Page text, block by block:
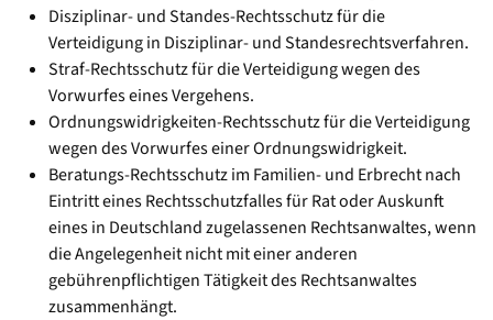
Disziplinar- und Standes-Rechtsschutz für die
Verteidigung in Disziplinar- und Standesrechtsverfahren.
Straf-Rechtsschutz für die Verteidigung wegen des
Vorwurfes eines Vergehens.
Ordnungswidrigkeiten-Rechtsschutz für die Verteidigung
wegen des Vorwurfes einer Ordnungswidrigkeit.
Beratungs-Rechtsschutz im Familien- und Erbrecht nach
Eintritt eines Rechtsschutzfalles für Rat oder Auskunft
eines in Deutschland zugelassenen Rechtsanwaltes, wenn
die Angelegenheit nicht mit einer anderen
gebührenpflichtigen Tätigkeit des Rechtsanwaltes
zusammenhängt.